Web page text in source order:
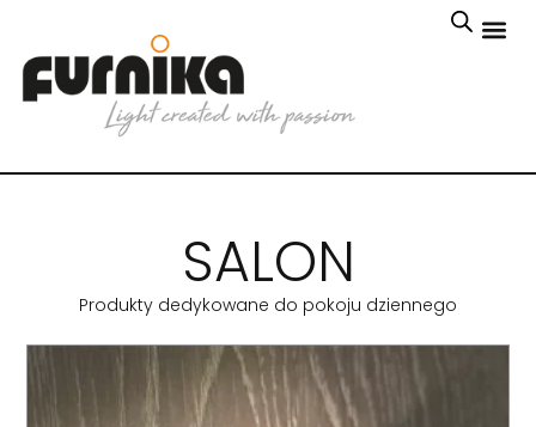
SALON
Produkty dedykowane do pokoju dziennego